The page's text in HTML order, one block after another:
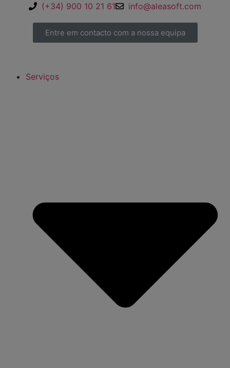
(+34) 900 10 21 61 info@aleasoft.com
Entre em contacto com a nossa equipa
Serviços